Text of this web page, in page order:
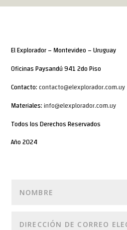
El Explorador – Montevideo – Uruguay
Oficinas Paysandú 941 2do Piso
Contacto:contacto@elexplorador.com.uy
Materiales:info@elexplorador.com.uy
Todos los Derechos Reservados
Año 2024